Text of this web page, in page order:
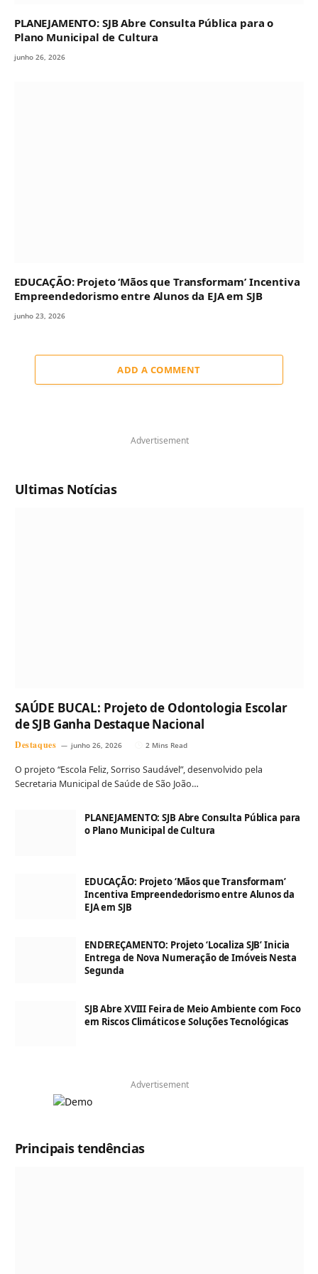
PLANEJAMENTO: SJB Abre Consulta Pública para o
Plano Municipal de Cultura
junho 26, 2026
EDUCAÇÃO: Projeto ‘Mãos que Transformam’ Incentiva
Empreendedorismo entre Alunos da EJA em SJB
junho 23, 2026
ADD A COMMENT
Advertisement
Ultimas Notícias
SAÚDE BUCAL: Projeto de Odontologia Escolar
de SJB Ganha Destaque Nacional
Destaques junho 26, 2026 2 Mins Read
O projeto “Escola Feliz, Sorriso Saudável”, desenvolvido pela
Secretaria Municipal de Saúde de São João…
PLANEJAMENTO: SJB Abre Consulta Pública para
o Plano Municipal de Cultura
EDUCAÇÃO: Projeto ‘Mãos que Transformam’
Incentiva Empreendedorismo entre Alunos da
EJA em SJB
ENDEREÇAMENTO: Projeto ‘Localiza SJB’ Inicia
Entrega de Nova Numeração de Imóveis Nesta
Segunda
SJB Abre XVIII Feira de Meio Ambiente com Foco
em Riscos Climáticos e Soluções Tecnológicas
Advertisement
Principais tendências